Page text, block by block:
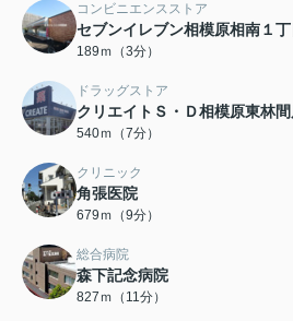
コンビニエンスストア
セブンイレブン相模原相南１
189ｍ（3分）
ドラッグストア
クリエイトＳ・Ｄ相模原東林
540ｍ（7分）
クリニック
角張医院
679ｍ（9分）
総合病院
森下記念病院
827ｍ（11分）